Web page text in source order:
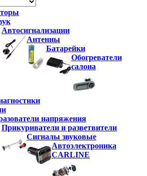
Автосигнализации
Антенны
Батарейки
Обогреватели
салона
напряжения
Прикуриватели и разветвители
Сигналы звуковые
Автоэлектроника
CARLINE